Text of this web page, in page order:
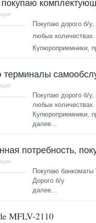
Покупаю дорого б/
любых количествах.
Купюроприемники,
Покупаю дорого б/
любых количествах.
Купюроприемники,
далее...
потребность,
Покупаю
Дорого б/у
далее...
MFLV-2110